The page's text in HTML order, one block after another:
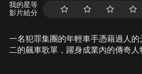
我的星等
影片給分
一名犯罪集團的年輕車手憑藉過人
二的飆車歌單，躍身成業內的傳奇人